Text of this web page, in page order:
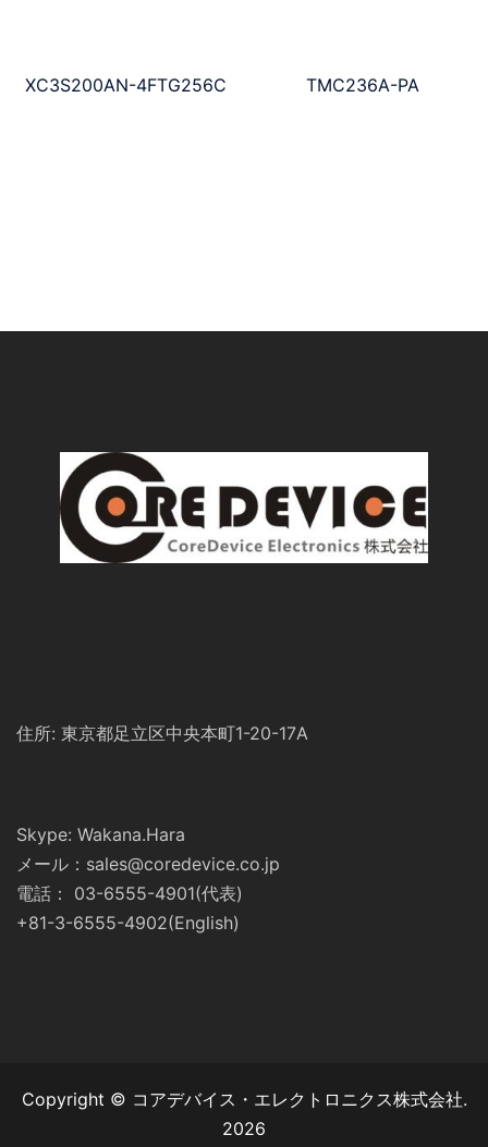
XC3S200AN-4FTG256C TMC236A-PA
住所: 東京都足立区中央本町1-20-17A
Skype: Wakana.Hara
メール：sales@coredevice.co.jp
電話： 03-6555-4901(代表)
+81-3-6555-4902(English)
Copyright © コアデバイス・エレクトロニクス株式会社.
2026